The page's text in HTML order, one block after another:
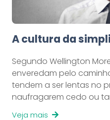
A cultura da
Segundo Wellington
enveredam pelo
tendem a ser lentas no
naufragarem cedo ou
Veja mais